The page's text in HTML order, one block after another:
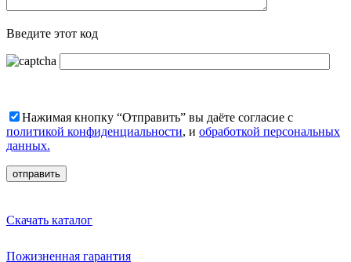
Введите этот код
Нажимая кнопку “Отправить” вы даёте согласие с
политикой конфиденциальности, и обработкой персональных
данных.
Скачать каталог
Пожизненная гарантия